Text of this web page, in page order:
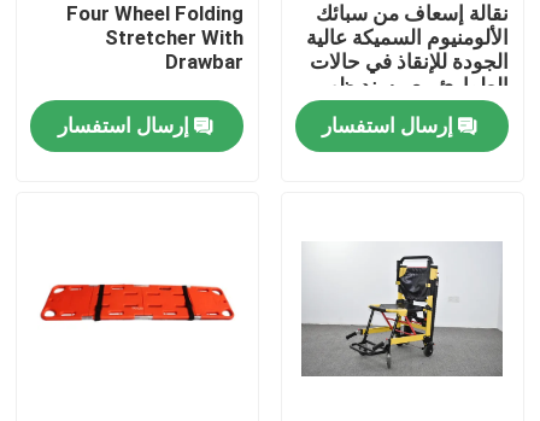
المنزل
المنتجات
جولة في المصنع
نقالة إسعاف من سبائك
الألومنيوم السميكة عالية
الجودة للإنقاذ في حالات
الطوارئ مع مسند ظهر
قابل للتعديل لارتفاعه
للاستخدام في
المستشفيات
إرسال استفسار
Four Wheel Folding
Stretcher With
Drawbar
إرسال استفسار